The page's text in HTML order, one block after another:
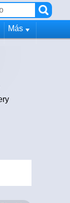
Más